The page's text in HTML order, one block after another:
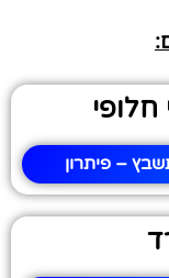
– פיתרון